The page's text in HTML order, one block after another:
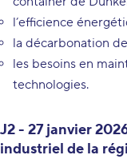
l’efficience
la décarbonation
les besoins en
technologies.
J2 - 27 janvier
industriel de la